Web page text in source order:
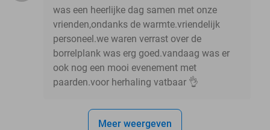
was een heerlijke dag samen met onze
vrienden,ondanks de warmte.vriendelijk
personeel.we waren verrast over de
borrelplank was erg goed.vandaag was er
ook nog een mooi evenement met
paarden.voor herhaling vatbaar 👌
Meer weergeven